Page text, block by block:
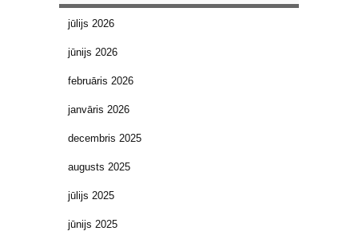
jūlijs 2026
jūnijs 2026
februāris 2026
janvāris 2026
decembris 2025
augusts 2025
jūlijs 2025
jūnijs 2025